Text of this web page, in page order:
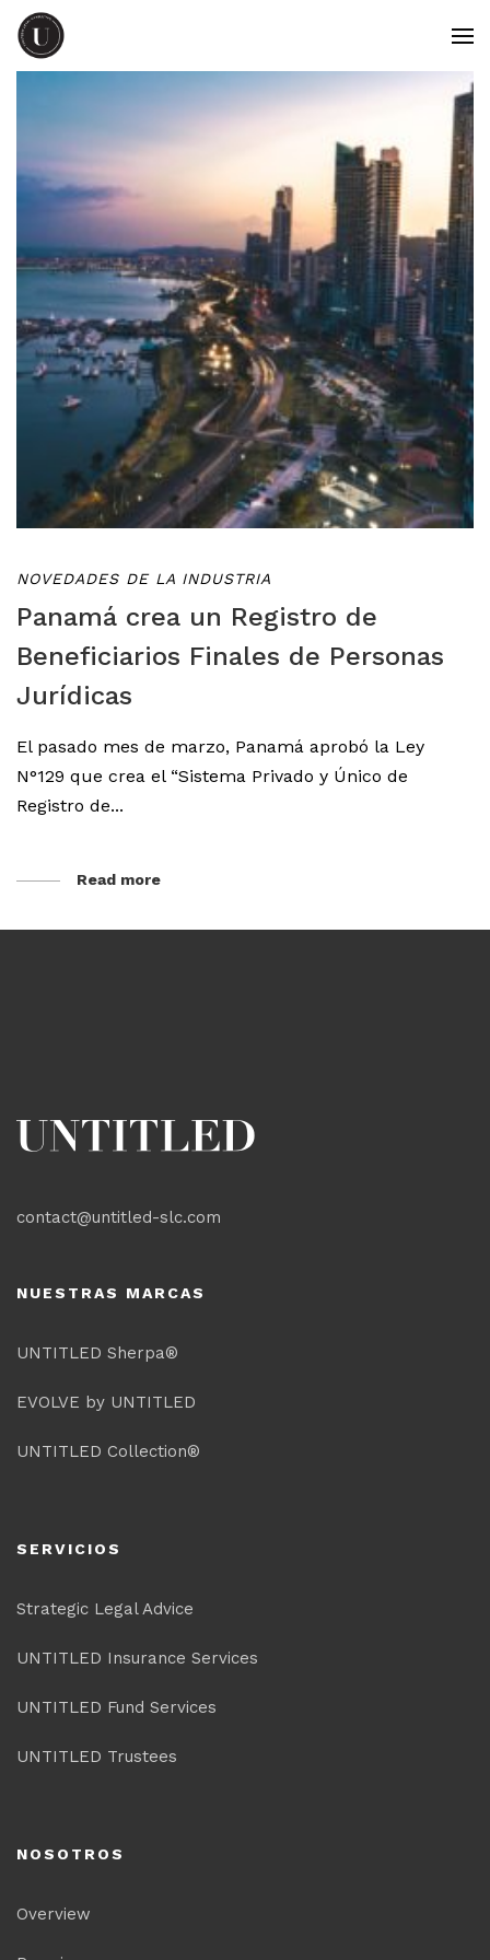
NOVEDADES DE LA INDUSTRIA
Panamá crea un Registro de
Beneficiarios Finales de Personas
Jurídicas
El pasado mes de marzo, Panamá aprobó la Ley
N°129 que crea el “Sistema Privado y Único de
Registro de...
Read more
contact@untitled-slc.com
NUESTRAS MARCAS
UNTITLED Sherpa®
EVOLVE by UNTITLED
UNTITLED Collection®
SERVICIOS
Strategic Legal Advice
UNTITLED Insurance Services
UNTITLED Fund Services
UNTITLED Trustees
NOSOTROS
Overview